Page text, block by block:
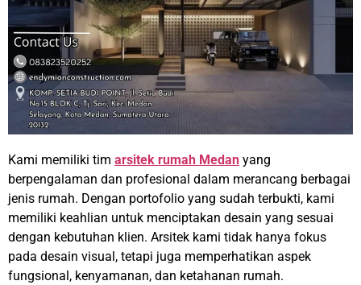
Kami memiliki tim arsitek rumah Medan yang
berpengalaman dan profesional dalam merancang berbagai
jenis rumah. Dengan portofolio yang sudah terbukti, kami
memiliki keahlian untuk menciptakan desain yang sesuai
dengan kebutuhan klien. Arsitek kami tidak hanya fokus
pada desain visual, tetapi juga memperhatikan aspek
fungsional, kenyamanan, dan ketahanan rumah.